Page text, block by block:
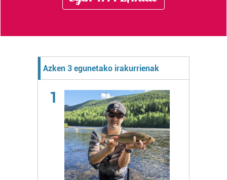
Azken 3 egunetako irakurrienak
1